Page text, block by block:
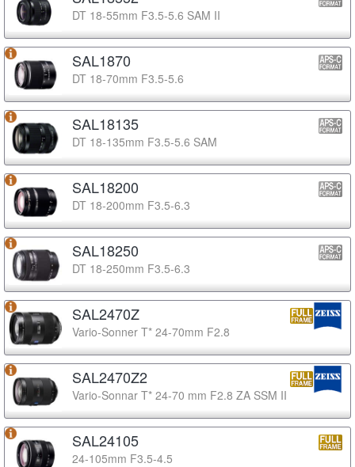
DT 18-55mm F3.5-5.6 SAM II
SAL1870
DT 18-70mm F3.5-5.6
SAL18135
DT 18-135mm F3.5-5.6 SAM
SAL18200
DT 18-200mm F3.5-6.3
SAL18250
DT 18-250mm F3.5-6.3
SAL2470Z
Vario-Sonner T* 24-70mm F2.8
SAL2470Z2
Vario-Sonnar T* 24-70 mm F2.8 ZA SSM II
SAL24105
24-105mm F3.5-4.5